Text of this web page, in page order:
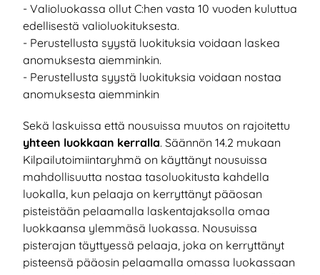
- Valioluokassa ollut C:hen vasta 10 vuoden kuluttua
edellisestä valioluokituksesta.
- Perustellusta syystä luokituksia voidaan laskea
anomuksesta aiemminkin.
- Perustellusta syystä luokituksia voidaan nostaa
anomuksesta aiemminkin
Sekä laskuissa että nousuissa muutos on rajoitettu
yhteen luokkaan kerralla. Säännön 14.2 mukaan
Kilpailutoimiintaryhmä on käyttänyt nousuissa
mahdollisuutta nostaa tasoluokitusta kahdella
luokalla, kun pelaaja on kerryttänyt pääosan
pisteistään pelaamalla laskentajaksolla omaa
luokkaansa ylemmäsä luokassa. Nousuissa
pisterajan täyttyessä pelaaja, joka on kerryttänyt
pisteensä pääosin pelaamalla omassa luokassaan